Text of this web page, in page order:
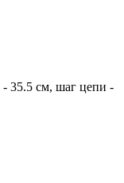
- 35.5 см, шаг цепи -